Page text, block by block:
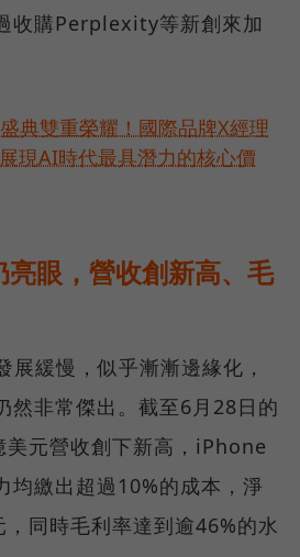
收購Perplexity等新創來加
典雙重榮耀！國際品牌X經理
現AI時代最具潛力的核心價
眼，營收創新高、毛
展緩慢，似乎漸漸邊緣化，
然非常傑出。截至6月28日的
美元營收創下新高，iPhone
均繳出超過10%的成本，淨
同時毛利率達到逾46%的水